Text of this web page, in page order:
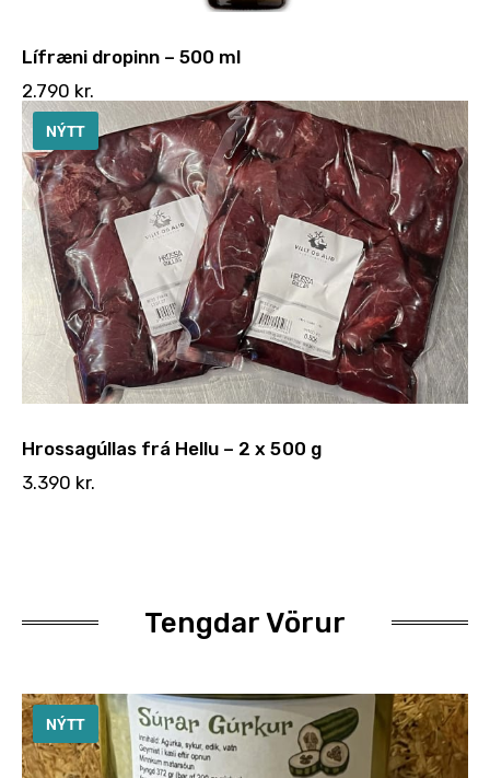
Lífræni dropinn – 500 ml
2.790 kr.
NÝTT
Hrossagúllas frá Hellu – 2 x 500 g
3.390 kr.
Tengdar Vörur
NÝTT